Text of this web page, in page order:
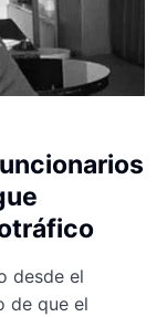
desde el
de que el